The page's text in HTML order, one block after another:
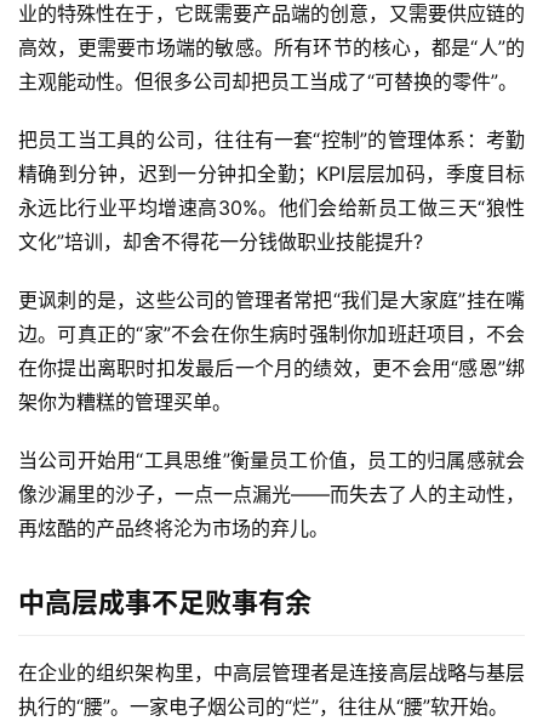
业的特殊性在于，它既需要产品端的创意，又需要供应链的
高效，更需要市场端的敏感。所有环节的核心，都是“人”的
主观能动性。但很多公司却把员工当成了“可替换的零件”。
把员工当工具的公司，往往有一套“控制”的管理体系：考勤
精确到分钟，迟到一分钟扣全勤；KPI层层加码，季度目标
永远比行业平均增速高30%。他们会给新员工做三天“狼性
文化”培训，却舍不得花一分钱做职业技能提升?
更讽刺的是，这些公司的管理者常把“我们是大家庭”挂在嘴
边。可真正的“家”不会在你生病时强制你加班赶项目，不会
在你提出离职时扣发最后一个月的绩效，更不会用“感恩”绑
架你为糟糕的管理买单。
当公司开始用“工具思维”衡量员工价值，员工的归属感就会
像沙漏里的沙子，一点一点漏光——而失去了人的主动性，
再炫酷的产品终将沦为市场的弃儿。
中高层成事不足败事有余
在企业的组织架构里，中高层管理者是连接高层战略与基层
执行的“腰”。一家电子烟公司的“烂”，往往从“腰”软开始。